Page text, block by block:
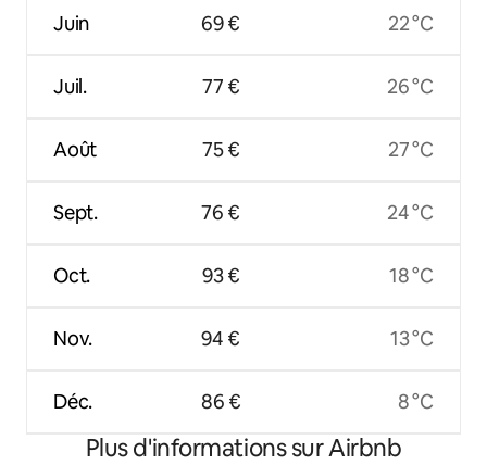
Juin
Juil.
Août
Sept.
Oct.
Nov.
Déc.
69 €
77 €
75 €
76 €
93 €
94 €
86 €
22 °C
26 °C
27 °C
24 °C
18 °C
13 °C
8 °C
Plus d'informations sur Airbnb